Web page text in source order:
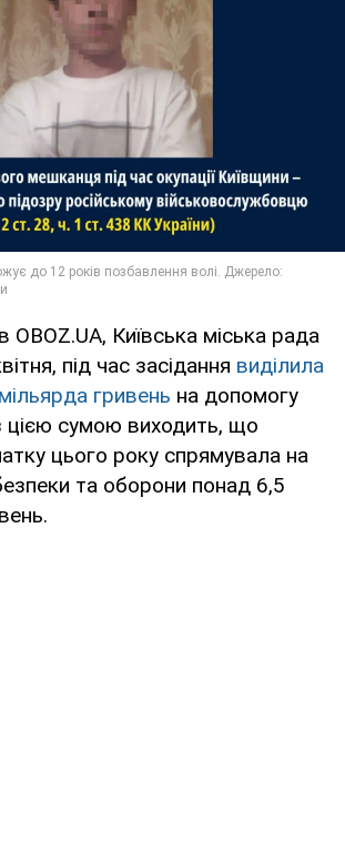
OBOZ.UA, Київська міська рада
під час засідання виділила
гривень на допомогу
цією сумою виходить, що
цього року спрямувала на
та оборони понад 6,5